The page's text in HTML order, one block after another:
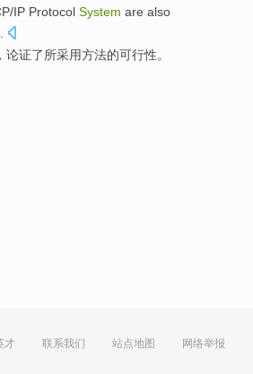
/IP Protocol System are also
论证了所采用方法的可行性。
才 联系我们 站点地图 网络举报